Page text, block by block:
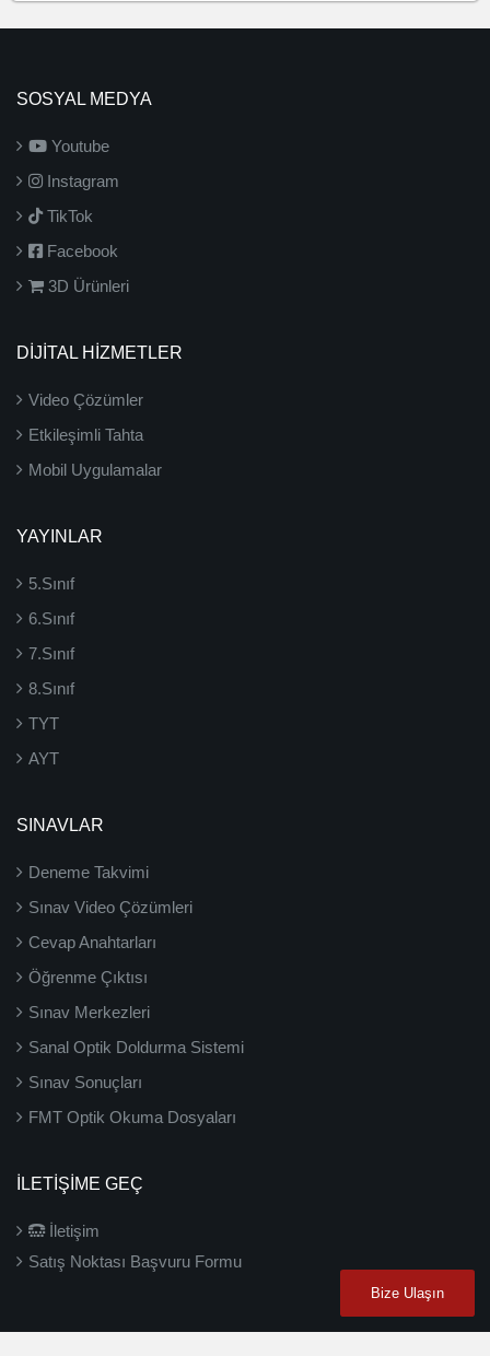
SOSYAL MEDYA
Youtube
Instagram
TikTok
Facebook
3D Ürünleri
DİJİTAL HİZMETLER
Video Çözümler
Etkileşimli Tahta
Mobil Uygulamalar
YAYINLAR
5.Sınıf
6.Sınıf
7.Sınıf
8.Sınıf
TYT
AYT
SINAVLAR
Deneme Takvimi
Sınav Video Çözümleri
Cevap Anahtarları
Öğrenme Çıktısı
Sınav Merkezleri
Sanal Optik Doldurma Sistemi
Sınav Sonuçları
FMT Optik Okuma Dosyaları
İLETIŞIME GEÇ
İletişim
Satış Noktası Başvuru Formu
Bize Ulaşın